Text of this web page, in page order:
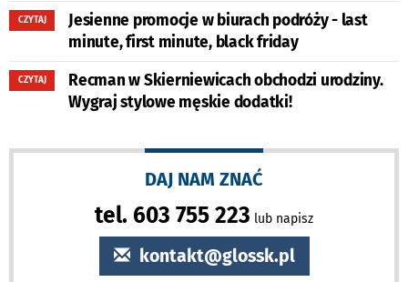
CZYTAJ
Jesienne promocje w biurach podróży - last
minute, first minute, black friday
CZYTAJ
Recman w Skierniewicach obchodzi urodziny.
Wygraj stylowe męskie dodatki!
DAJ NAM ZNAĆ
tel. 603 755 223 lub napisz
kontakt@glossk.pl